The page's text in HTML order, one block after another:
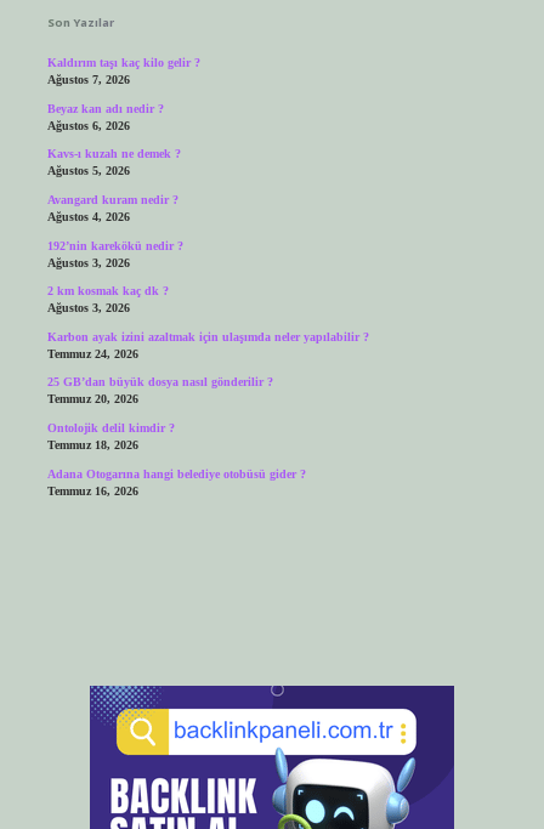
Son Yazılar
Kaldırım taşı kaç kilo gelir ?
Ağustos 7, 2026
Beyaz kan adı nedir ?
Ağustos 6, 2026
Kavs-ı kuzah ne demek ?
Ağustos 5, 2026
Avangard kuram nedir ?
Ağustos 4, 2026
192’nin karekökü nedir ?
Ağustos 3, 2026
2 km kosmak kaç dk ?
Ağustos 3, 2026
Karbon ayak izini azaltmak için ulaşımda neler yapılabilir ?
Temmuz 24, 2026
25 GB’dan büyük dosya nasıl gönderilir ?
Temmuz 20, 2026
Ontolojik delil kimdir ?
Temmuz 18, 2026
Adana Otogarına hangi belediye otobüsü gider ?
Temmuz 16, 2026